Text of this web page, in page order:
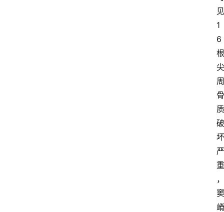
见
1
6
根
尖
周
骨
质
破
坏
严
重
，
窦
嵴